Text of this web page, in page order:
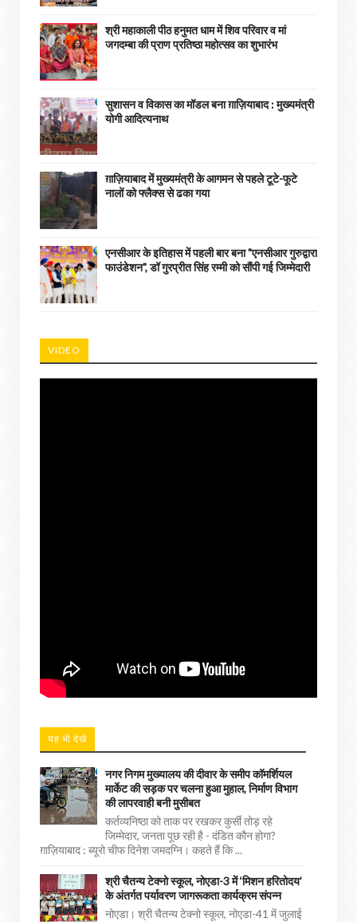
श्री महाकाली पीठ हनुमत धाम में शिव परिवार व मां
जगदम्बा की प्राण प्रतिष्ठा महोत्सव का शुभारंभ
सुशासन व विकास का मॉडल बना ग़ाज़ियाबाद : ​मुख्यमंत्री
योगी आदित्यनाथ
ग़ाज़ियाबाद में मुख्यमंत्री के आगमन से पहले टूटे-फूटे
नालों को फ्लैक्स से ढका गया
एनसीआर के इतिहास में पहली बार बना "एनसीआर गुरुद्वारा
फाउंडेशन", डॉ गुरप्रीत सिंह रम्मी को सौंपी गई जिम्मेदारी
VIDEO
यह भी देखें
नगर निगम मुख्यालय की दीवार के समीप कॉमर्शियल
मार्केट की सड़क पर चलना हुआ मुहाल, निर्माण विभाग
की लापरवाही बनी मुसीबत
कर्तव्यनिष्ठा को ताक पर रखकर कुर्सी तोड़ रहे
जिम्मेदार, जनता पूछ रही है - दंडित कौन होगा?
ग़ाज़ियाबाद : ब्यूरो चीफ दिनेश जमदग्नि। कहते हैं कि ...
श्री चैतन्य टेक्नो स्कूल, नोएडा-3 में ‘मिशन हरितोदय’
के अंतर्गत पर्यावरण जागरूकता कार्यक्रम संपन्न
नोएडा। श्री चैतन्य टेक्नो स्कूल, नोएडा-41 में जुलाई